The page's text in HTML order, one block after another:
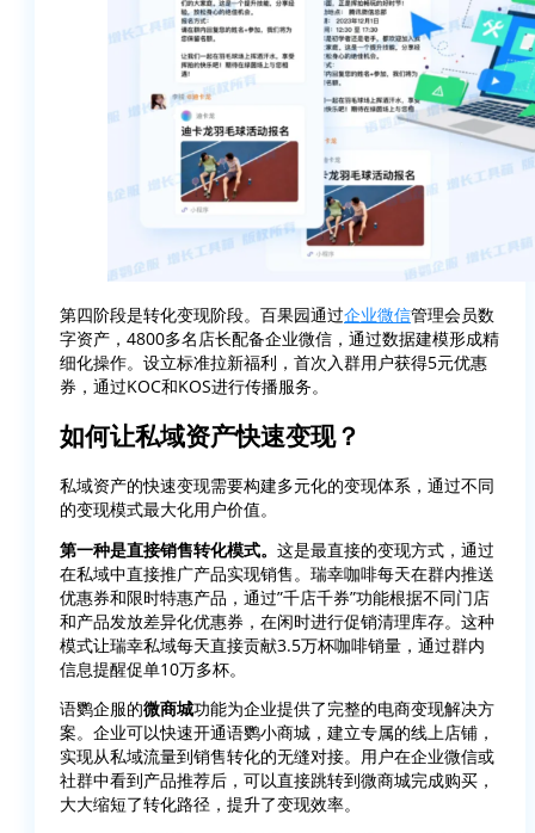
第四阶段是转化变现阶段。百果园通过企业微信管理会员数
字资产，4800多名店长配备企业微信，通过数据建模形成精
细化操作。设立标准拉新福利，首次入群用户获得5元优惠
券，通过KOC和KOS进行传播服务。
如何让私域资产快速变现？
私域资产的快速变现需要构建多元化的变现体系，通过不同
的变现模式最大化用户价值。
第一种是直接销售转化模式。 这是最直接的变现方式，通过
在私域中直接推广产品实现销售。瑞幸咖啡每天在群内推送
优惠券和限时特惠产品，通过”千店千券”功能根据不同门店
和产品发放差异化优惠券，在闲时进行促销清理库存。这种
模式让瑞幸私域每天直接贡献3.5万杯咖啡销量，通过群内
信息提醒促单10万多杯。
语鹦企服的微商城功能为企业提供了完整的电商变现解决方
案。企业可以快速开通语鹦小商城，建立专属的线上店铺，
实现从私域流量到销售转化的无缝对接。用户在企业微信或
社群中看到产品推荐后，可以直接跳转到微商城完成购买，
大大缩短了转化路径，提升了变现效率。